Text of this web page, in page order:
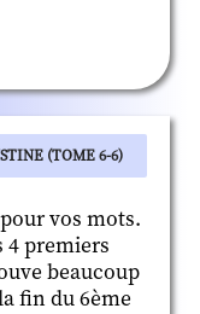
(TOME 6-6)
vos mots.
4 premiers
beaucoup
fin du 6ème